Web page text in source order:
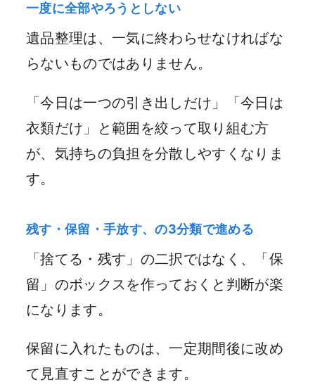
一度に全部やろうとしない
遺品整理は、一気に終わらせなければな
らないものではありません。
「今日は一つの引き出しだけ」「今日は
衣類だけ」と範囲を絞って取り組む方
が、気持ちの負担を分散しやすくなりま
す。
残す・保留・手放す、の3分類で進める
「捨てる・残す」の二択ではなく、「保
留」のボックスを作っておくと判断が楽
になります。
保留に入れたものは、一定期間後に改め
て見直すことができます。